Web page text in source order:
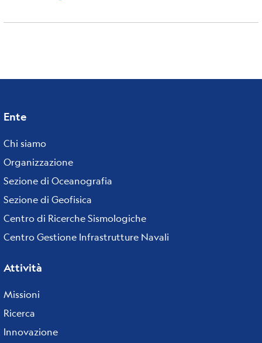
Footer
menu
Ente
Chi siamo
Organizzazione
Sezione di Oceanografia
Sezione di Geofisica
Centro di Ricerche Sismologiche
Centro Gestione Infrastrutture Navali
Attività
Missioni
Ricerca
Innovazione